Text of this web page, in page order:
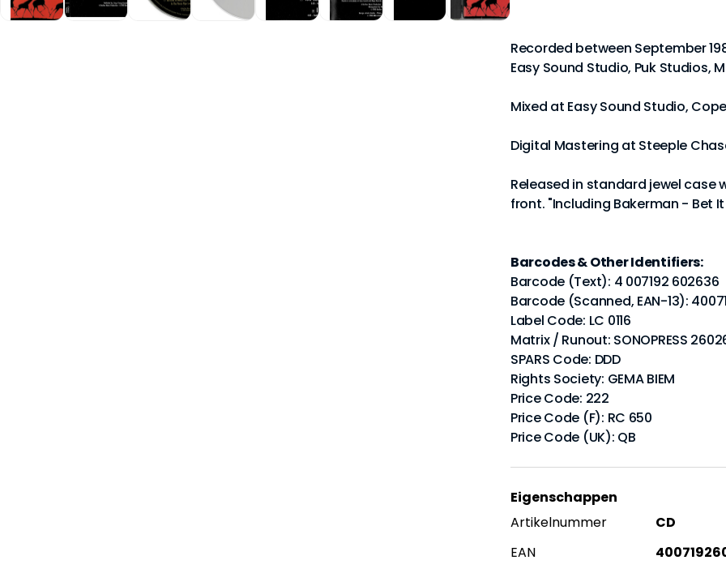
Recorded between September
Easy Sound Studio, Puk Studios,
Mixed at Easy Sound Studio,
Digital Mastering at Steeple
Released in standard jewel
front. "Including Bakerman - Bet It
Barcodes & Other Identifiers:
Barcode (Text): 4 007192 602636
Barcode (Scanned, EAN-13):
Label Code: LC 0116
Matrix / Runout: SONOPRESS
SPARS Code: DDD
Rights Society: GEMA BIEM
Price Code: 222
Price Code (F): RC 650
Price Code (UK): QB
Eigenschappen
Artikelnummer
CD
EAN